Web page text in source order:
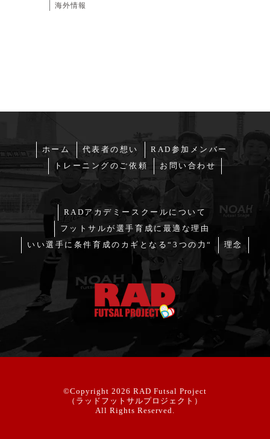
海外情報
ホーム 代表者の想い
RAD参加メンバー
トレーニングのご依頼
お問い合わせ
RADアカデミースクールについて
フットサルが選手育成に最適な理由
いい選手に条件育成のカギとなる“3つの力“
理念
©Copyright 2026 RAD Futsal Project
（ラッドフットサルプロジェクト）
All Rights Reserved.